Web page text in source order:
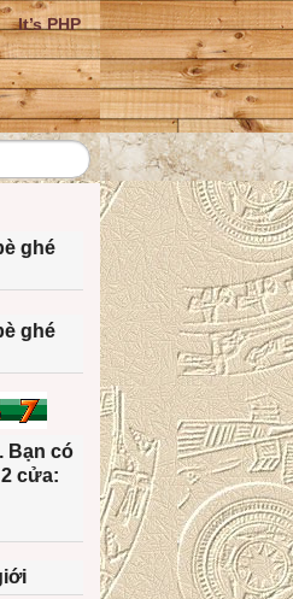
It’s PHP
ghé
ghé
Bạn có
cửa: